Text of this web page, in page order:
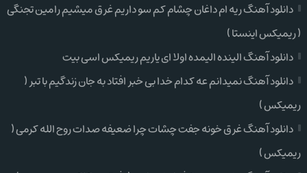
دانلود آهنگ ریه ام داغان چشام کم سو داریم غرق میشیم رامین تجنگی
( ریمیکس اینستا )
دانلود آهنگ الینده الیمده اولا ای یاریم ریمیکس اسی بیت
دانلود آهنگ نمیدانم عه کدام خدا بی خبر افتاد به جان زندگیم با تبر (
ریمیکس )
دانلود آهنگ غرق خونه جفت چشات چرا ضعیفه صدات روح الله کرمی (
ریمیکس )